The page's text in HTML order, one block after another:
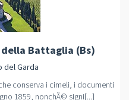
della Battaglia (Bs)
del Garda
conserva i cimeli, i documenti
1859, nonchÃ© signi[...]